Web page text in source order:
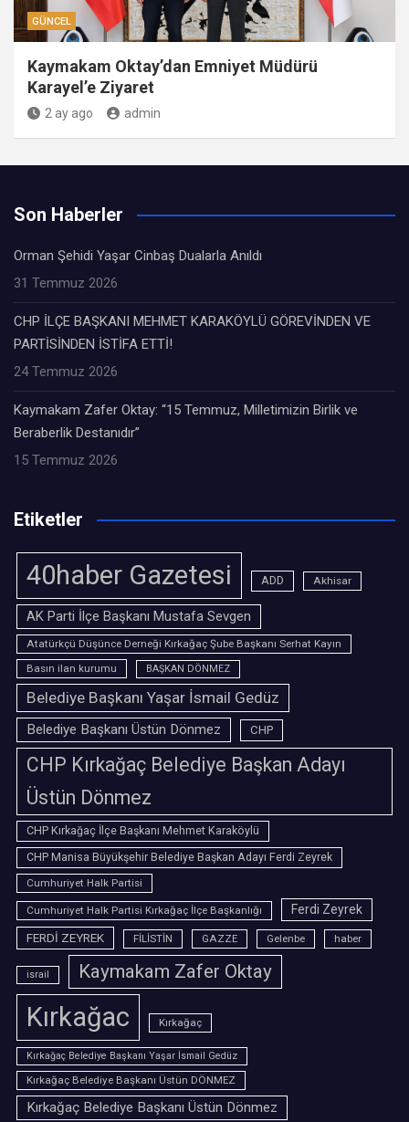
GÜNCEL
Kaymakam Oktay’dan Emniyet Müdürü
Karayel’e Ziyaret
2 ay ago admin
Son Haberler
Orman Şehidi Yaşar Cinbaş Dualarla Anıldı
31 Temmuz 2026
CHP İLÇE BAŞKANI MEHMET KARAKÖYLÜ GÖREVİNDEN VE
PARTİSİNDEN İSTİFA ETTİ!
24 Temmuz 2026
Kaymakam Zafer Oktay: “15 Temmuz, Milletimizin Birlik ve
Beraberlik Destanıdır”
15 Temmuz 2026
Etiketler
40haber Gazetesi ADD Akhisar
AK Parti İlçe Başkanı Mustafa Sevgen
Atatürkçü Düşünce Derneği Kırkağaç Şube Başkanı Serhat Kayın
Basın ilan kurumu
BAŞKAN DÖNMEZ
Belediye Başkanı Yaşar İsmail Gedüz
Belediye Başkanı Üstün Dönmez CHP
CHP Kırkağaç Belediye Başkan Adayı
Üstün Dönmez
CHP Kırkağaç İlçe Başkanı Mehmet Karaköylü
CHP Manisa Büyükşehir Belediye Başkan Adayı Ferdi Zeyrek
Cumhuriyet Halk Partisi
Cumhuriyet Halk Partisi Kırkağaç İlçe Başkanlığı
Ferdi Zeyrek
FERDİ ZEYREK
FİLİSTİN GAZZE Gelenbe haber
israil Kaymakam Zafer Oktay
Kırkağac Kırkağaç
Kırkağaç Belediye Başkanı Yaşar İsmail Gedüz
Kırkağaç Belediye Başkanı Üstün DÖNMEZ
Kırkağaç Belediye Başkanı Üstün Dönmez